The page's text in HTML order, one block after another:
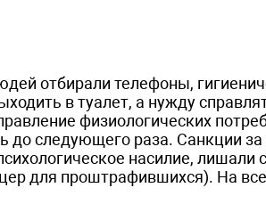
отбирали телефоны,
в туалет, а нужду
физиологических
до следующего раза. Санкции
насилие, лишали
для проштрафившихся). На